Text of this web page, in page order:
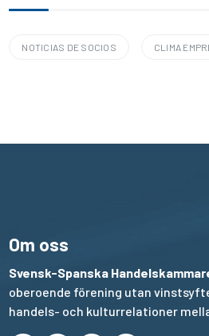
NOTICIAS DE SOCIOS CLIMA
Om oss
Svensk-Spanska
oberoende förening utan
handels- och kulturrelationer